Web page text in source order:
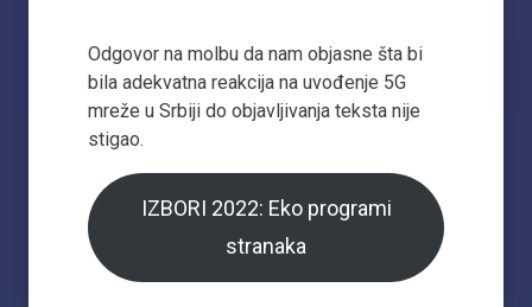
Odgovor na molbu da nam objasne šta bi
bila adekvatna reakcija na uvođenje 5G
mreže u Srbiji do objavljivanja teksta nije
stigao.
IZBORI 2022: Eko programi
stranaka